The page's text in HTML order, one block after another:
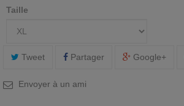
Taille
Tweet Partager Google+
Envoyer à un ami